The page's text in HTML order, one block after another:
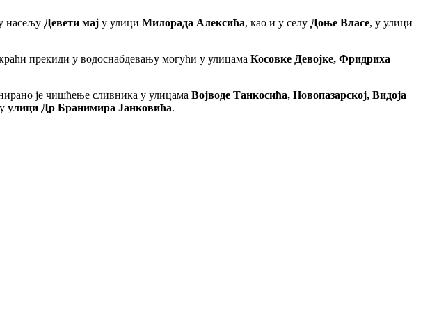
насељу Девети мај у улици Милорада Алексића, као и у селу Доње Власе, у улици
прекиди у водоснабдевању могући у улицама Косовке Девојке, Фридриха
је чишћење сливника у улицама Војводе Танкосића, Новопазарској, Видоја
улици Др Бранимира Јанковића.